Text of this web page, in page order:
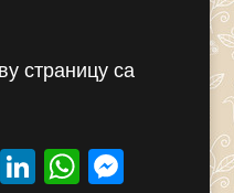
страницу са
C
Li
W